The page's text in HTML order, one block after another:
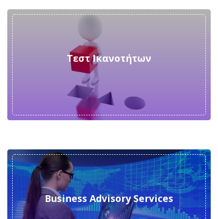
Τεστ Ικανοτήτων
Business Advisory Services